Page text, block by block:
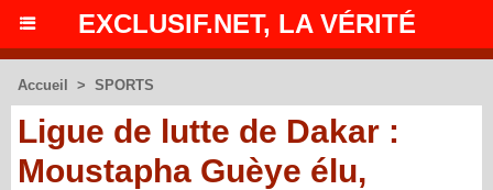
EXCLUSIF.NET, LA VÉRITÉ
Accueil > SPORTS
Ligue de lutte de Dakar :
Moustapha Guèye élu,